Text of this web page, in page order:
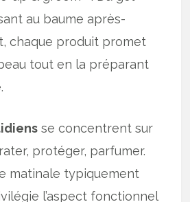
au baume après-
chaque produit promet
tout en la préparant
se concentrent sur
protéger, parfumer.
matinale typiquement
l’aspect fonctionnel